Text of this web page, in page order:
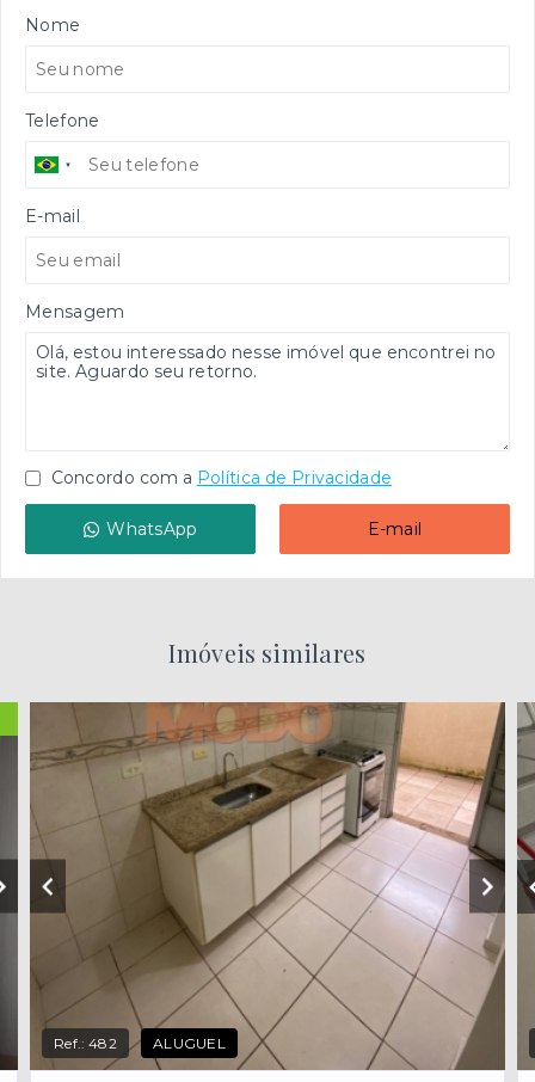
Nome
Telefone
E-mail
Mensagem
Concordo com a Política de Privacidade
WhatsApp E-mail
Imóveis similares
Ref.:482 ALUGUEL